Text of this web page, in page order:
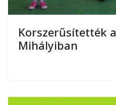
Korszerűsítették
Mihályiban